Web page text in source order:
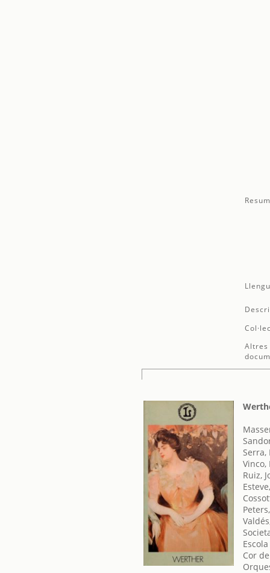
Altres
Serra,
Vinco,
Ruiz,
Cor